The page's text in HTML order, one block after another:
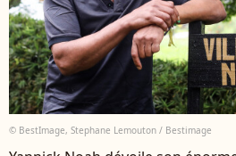
© BestImage, Stephane Lemouton / Bestimage